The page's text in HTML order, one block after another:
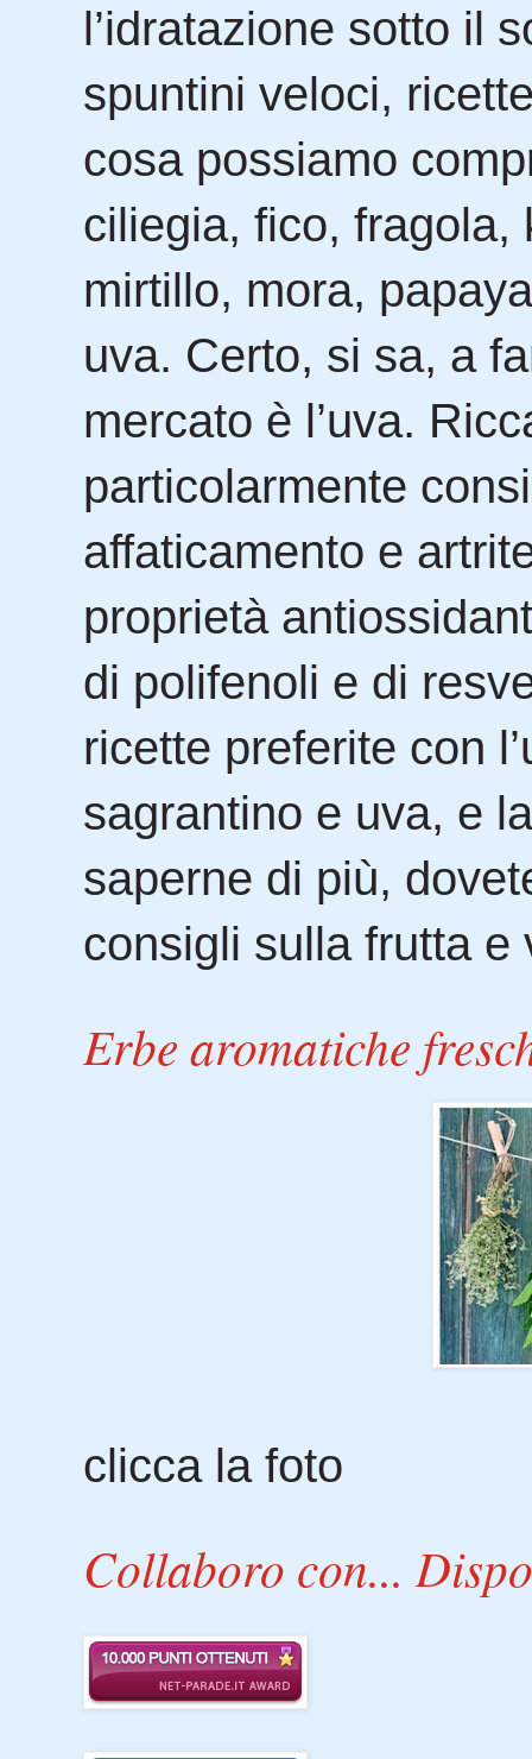
l’idratazione sotto il
spuntini veloci,
cosa possiamo
ciliegia, fico, fragola,
mirtillo, mora,
uva. Certo, si sa, a
mercato è l’uva.
particolarmente
affaticamento e
proprietà
di polifenoli e di
ricette preferite con
sagrantino e uva, e
saperne di più,
consigli sulla frutta e
Erbe aromatiche
clicca la foto
Collaboro con...